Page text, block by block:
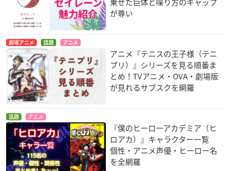
が尊い
劇場アニメ 話題 アニメ
アニメ『テニスの王子様（テニ
プリ）』シリーズを見る順番ま
とめ！TVアニメ・OVA・劇場版
が見れるサブスクを網羅
話題 アニメ
『僕のヒーローアカデミア（ヒ
ロアカ）』キャラクター一覧
個性・アニメ声優・ヒーロー名
を全網羅